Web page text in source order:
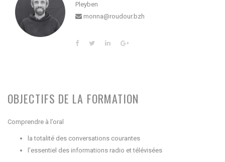
Pleyben
monna@roudour.bzh
OBJECTIFS DE LA FORMATION
Comprendre à l’oral
la totalité des conversations courantes
l’essentiel des informations radio et télévisées